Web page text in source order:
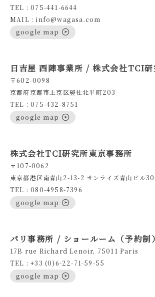
TEL : 075-441-6644
MAIL : info@wagasa.com
google map
日吉屋 西陣事業所 / 株式会社TCI研
〒602-0098
京都府京都市上京区竪社北半町203
TEL : 075-432-8751
google map
株式会社TCI研究所東京事務所
〒107-0062
東京都港区南青山2-13-2 サンライズ青山ビル
TEL : 080-4958-7396
google map
パリ事務所 / ショールーム（予約制）
17B rue Richard Lenoir, 75011 Paris
TEL : +33 (0)6-22-71-59-55
google map